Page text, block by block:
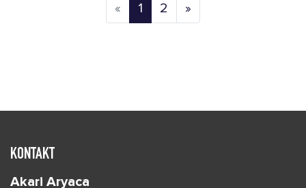
« Previous
1 2 »
KONTAKT
Akari Aryaca